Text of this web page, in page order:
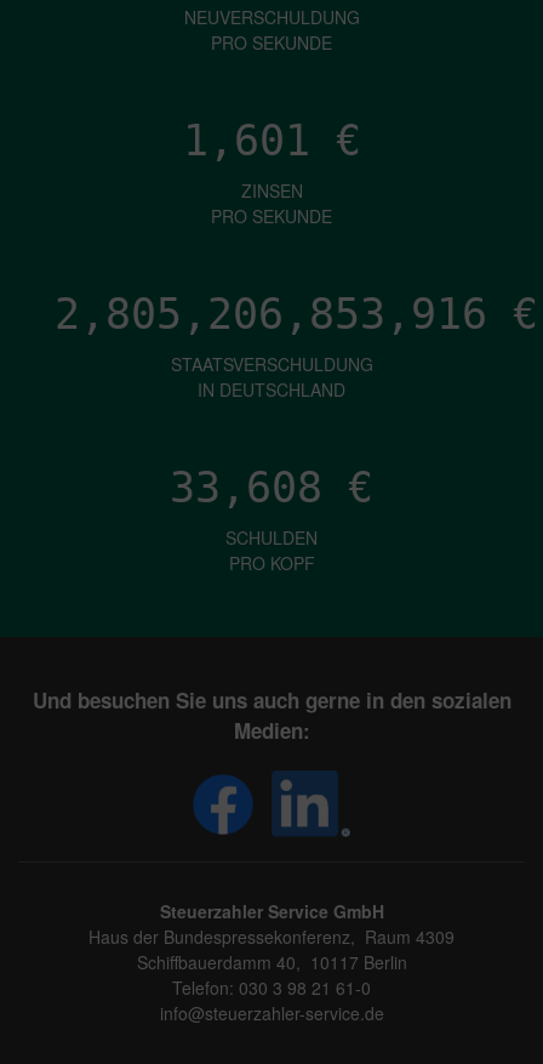
NEUVERSCHULDUNG
PRO SEKUNDE
1,601 €
ZINSEN
PRO SEKUNDE
2,805,206,856,032 €
STAATSVERSCHULDUNG
IN DEUTSCHLAND
33,608 €
SCHULDEN
PRO KOPF
Und besuchen Sie uns auch gerne in den sozialen
Medien:
Steuerzahler Service GmbH
Haus der Bundespressekonferenz, Raum 4309
Schiffbauerdamm 40, 10117 Berlin
Telefon: 030 3 98 21 61-0
info@steuerzahler-service.de